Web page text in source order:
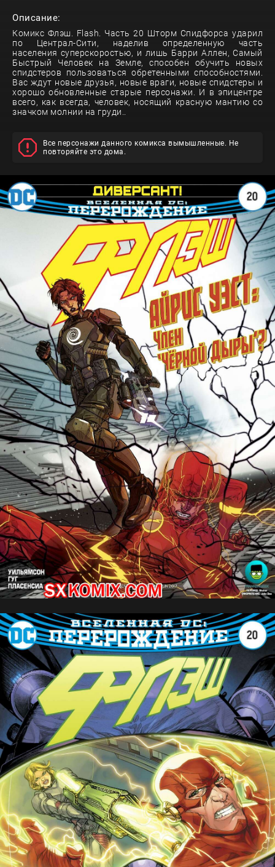
Описание:
Комикс Флэш. Flash. Часть 20 Шторм Спидфорса ударил
по Централ-Сити, наделив определенную часть
населения суперскоростью, и лишь Барри Аллен, Самый
Быстрый Человек на Земле, способен обучить новых
спидстеров пользоваться обретенными способностями.
Вас ждут новые друзья, новые враги, новые спидстеры и
хорошо обновленные старые персонажи. И в эпицентре
всего, как всегда, человек, носящий красную мантию со
значком молнии на груди..
Все персонажи данного комикса вымышленные. Не
повторяйте это дома.